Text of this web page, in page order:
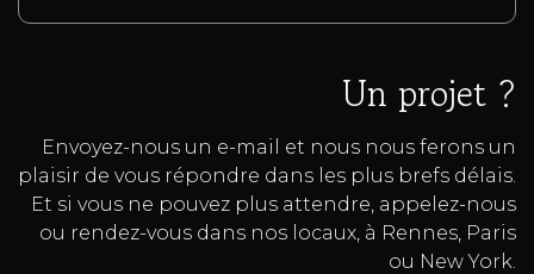
Un projet ?
Envoyez-nous un e-mail et nous nous ferons un
plaisir de vous répondre dans les plus brefs délais.
Et si vous ne pouvez plus attendre, appelez-nous
ou rendez-vous dans nos locaux, à Rennes, Paris
ou New York.